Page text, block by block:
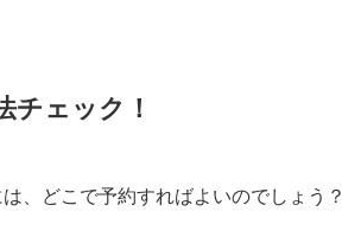
チェック！
、どこで予約すればよいのでしょう？